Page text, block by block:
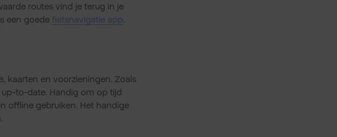
routes vind je terug in je
een goede fietsnavigatie app.
kaarten en voorzieningen. Zoals
to-date. Handig om op tijd
offline gebruiken. Het handige